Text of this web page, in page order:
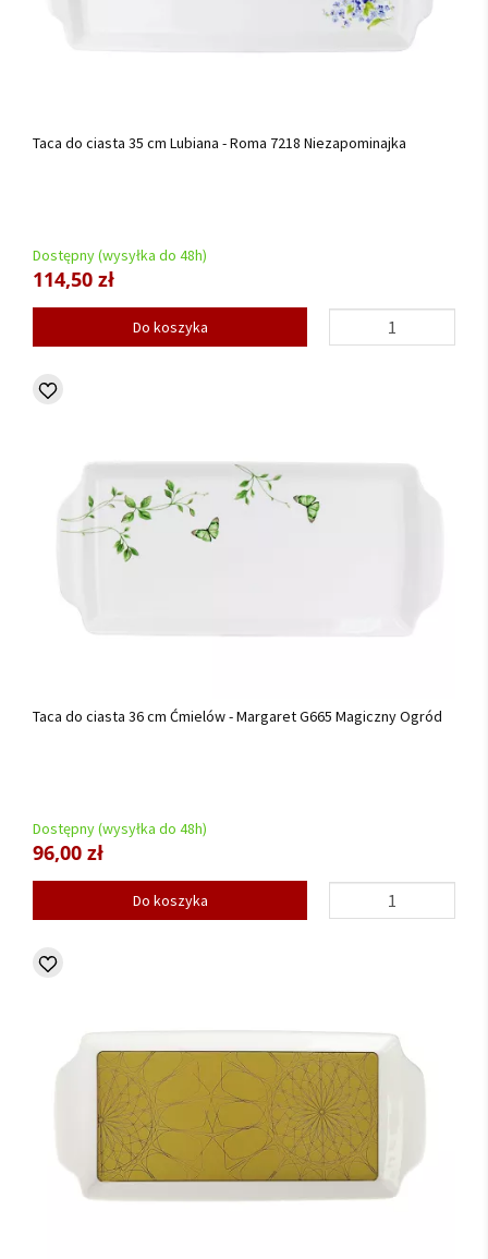
Taca do ciasta 35 cm Lubiana - Roma 7218 Niezapominajka
Dostępny (wysyłka do 48h)
114,50 zł
Do koszyka
Taca do ciasta 36 cm Ćmielów - Margaret G665 Magiczny Ogród
Dostępny (wysyłka do 48h)
96,00 zł
Do koszyka